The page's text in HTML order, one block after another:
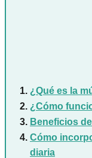
¿Qué es la
¿Cómo
Beneficios
Cómo
diaria